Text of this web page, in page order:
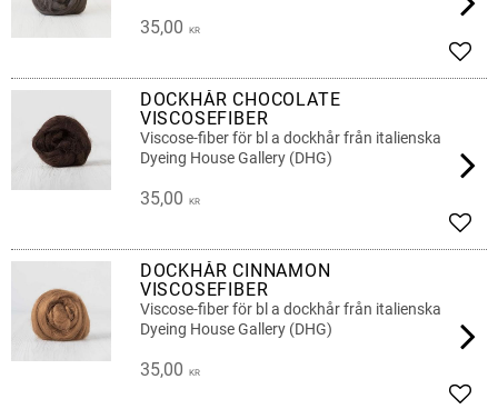
35,00 KR
DOCKHÅR CHOCOLATE
VISCOSEFIBER
Viscose-fiber för bl a dockhår från italienska
Dyeing House Gallery (DHG)
35,00 KR
DOCKHÅR CINNAMON
VISCOSEFIBER
Viscose-fiber för bl a dockhår från italienska
Dyeing House Gallery (DHG)
35,00 KR